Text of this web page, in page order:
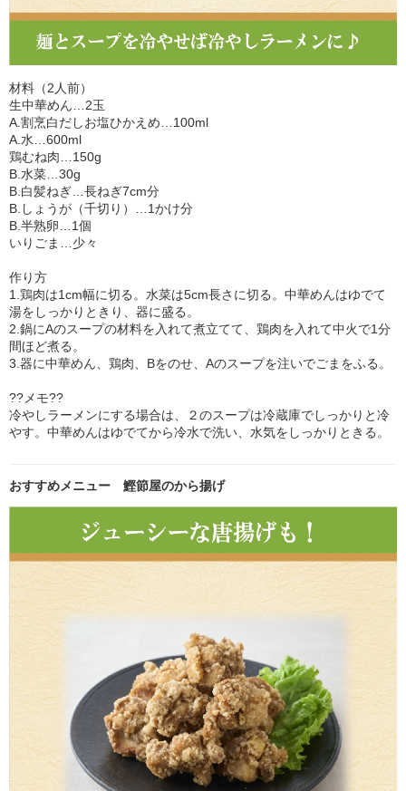
材料（2人前）
生中華めん…2玉
A.割烹白だしお塩ひかえめ…100ml
A.水…600ml
鶏むね肉…150g
B.水菜…30g
B.白髪ねぎ…長ねぎ7cm分
B.しょうが（千切り）…1かけ分
B.半熟卵…1個
いりごま…少々
作り方
1.鶏肉は1cm幅に切る。水菜は5cm長さに切る。中華めんはゆでて
湯をしっかりときり、器に盛る。
2.鍋にAのスープの材料を入れて煮立てて、鶏肉を入れて中火で1分
間ほど煮る。
3.器に中華めん、鶏肉、Bをのせ、Aのスープを注いでごまをふる。
??メモ??
冷やしラーメンにする場合は、２のスープは冷蔵庫でしっかりと冷
やす。中華めんはゆでてから冷水で洗い、水気をしっかりときる。
おすすめメニュー 鰹節屋のから揚げ